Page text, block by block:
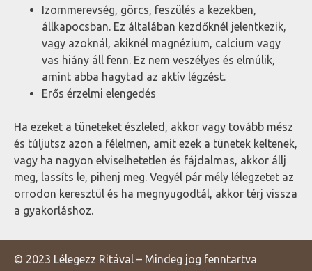
Izommerevség, görcs, feszülés a kezekben,
állkapocsban. Ez általában kezdőknél jelentkezik,
vagy azoknál, akiknél magnézium, calcium vagy
vas hiány áll fenn. Ez nem veszélyes és elmúlik,
amint abba hagytad az aktív légzést.
Erős érzelmi elengedés
Ha ezeket a tüneteket észleled, akkor vagy tovább mész
és túljutsz azon a félelmen, amit ezek a tünetek keltenek,
vagy ha nagyon elviselhetetlen és fájdalmas, akkor állj
meg, lassíts le, pihenj meg. Vegyél pár mély lélegzetet az
orrodon keresztül és ha megnyugodtál, akkor térj vissza
a gyakorláshoz.
© 2023 Lélegezz Ritával – Mindeg jog fenntartva